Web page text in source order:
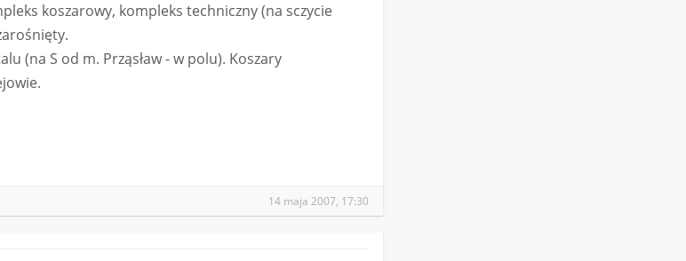
koszarowy, kompleks techniczny (na sczycie
(na S od m. Prząsław - w polu). Koszary
14 maja 2007, 17:30